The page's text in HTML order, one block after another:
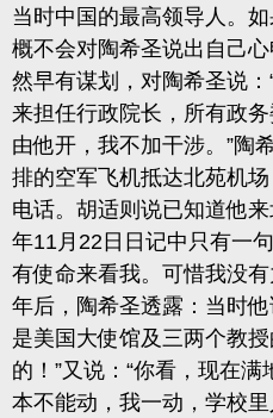
当时中国的最高领导人。
概不会对陶希圣说出自己
然早有谋划，对陶希圣说
来担任行政院长，所有政
由他开，我不加干涉。”陶
排的空军飞机抵达北苑机
电话。胡适则说已知道他
年11月22日日记中只有一
有使命来看我。可惜我没
年后，陶希圣透露：当时
是美国大使馆及三两个教
的！”又说：“你看，现在
本不能动，我一动，学校里